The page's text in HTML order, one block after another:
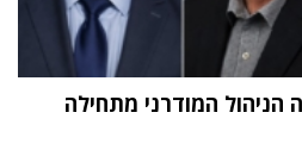
הניהול המודרני מתחילה